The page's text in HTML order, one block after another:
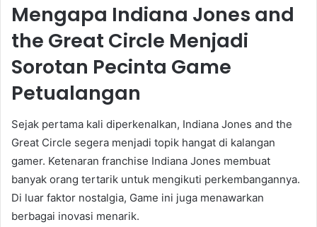
Mengapa Indiana Jones and
the Great Circle Menjadi
Sorotan Pecinta Game
Petualangan
Sejak pertama kali diperkenalkan, Indiana Jones and the
Great Circle segera menjadi topik hangat di kalangan
gamer. Ketenaran franchise Indiana Jones membuat
banyak orang tertarik untuk mengikuti perkembangannya.
Di luar faktor nostalgia, Game ini juga menawarkan
berbagai inovasi menarik.